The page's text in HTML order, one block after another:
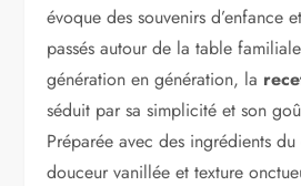
évoque des souvenirs d’enfance
passés autour de la table
génération en génération, la
séduit par sa simplicité et son
Préparée avec des ingrédients
douceur vanillée et texture